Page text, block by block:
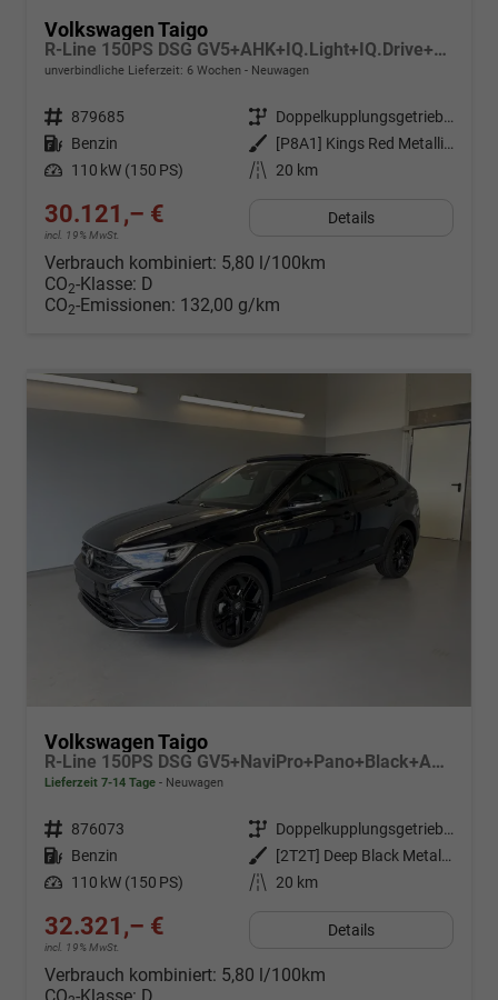
Volkswagen Taigo
R-Line 150PS DSG GV5+AHK+IQ.Light+IQ.Drive+ACC+Kamera+Black+Kessy+Sitzheiz
unverbindliche Lieferzeit: 6 Wochen Neuwagen
Fahrzeugnr. 879685 Getriebe
Doppelkupplungsgetriebe (DSG)
Kraftstoff Benzin Außenfarbe
[P8A1] Kings Red Metallic / Dach Schwarz
Leistung 110 kW (150 PS) Kilometerstand 20 km
30.121,– €
incl. 19% MwSt.
Details
Verbrauch kombiniert: 5,80 l/100km
CO2-Klasse: D
CO2-Emissionen: 132,00 g/km
Volkswagen Taigo
R-Line 150PS DSG GV5+NaviPro+Pano+Black+AHK+IQ.Drive+IQ.Light+Kessy+Kamera
Lieferzeit 7-14 Tage Neuwagen
Fahrzeugnr. 876073 Getriebe
Doppelkupplungsgetriebe (DSG)
Kraftstoff Benzin Außenfarbe
[2T2T] Deep Black Metallic
Leistung 110 kW (150 PS) Kilometerstand 20 km
32.321,– €
incl. 19% MwSt.
Details
Verbrauch kombiniert: 5,80 l/100km